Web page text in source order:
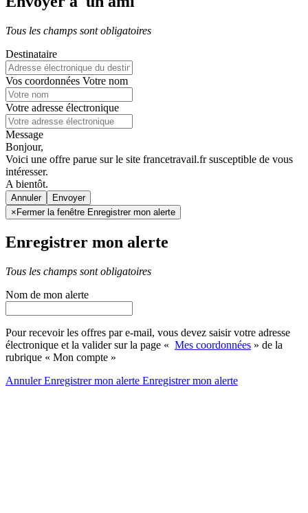
Tous les champs sont obligatoires
Destinataire
Vos coordonnées Votre nom
Votre adresse électronique
Message
Bonjour,
Voici une offre parue sur le site francetravail.fr susceptible de vous
intéresser.
A bientôt.
Annuler
× Fermer la fenêtre Enregistrer mon alerte
Enregistrer mon alerte
Tous les champs sont obligatoires
Nom de mon alerte
Pour recevoir les offres par e-mail, vous devez saisir votre adresse
électronique et la valider sur la page « Mes coordonnées » de la
rubrique « Mon compte »
AnnulerEnregistrer mon alerte Enregistrermon alerte